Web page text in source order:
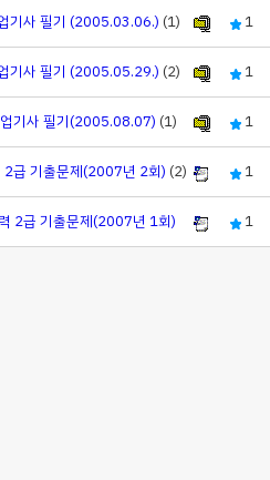
기사 필기 (2005.03.06.) (1)
1
기사 필기 (2005.05.29.) (2)
1
기사 필기(2005.08.07) (1)
1
2급 기출문제(2007년 2회) (2)
1
2급 기출문제(2007년 1회) 1